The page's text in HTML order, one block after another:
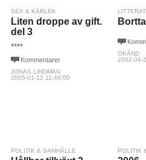
SEX & KÄRLEK
Liten droppe av gift.
del 3
****
Kommentarer
JONAS LINDMAN
2005-01-12 11:46:00
OKÄND
2002-04-
POLITIK & SAMHÄLLE POLITIK